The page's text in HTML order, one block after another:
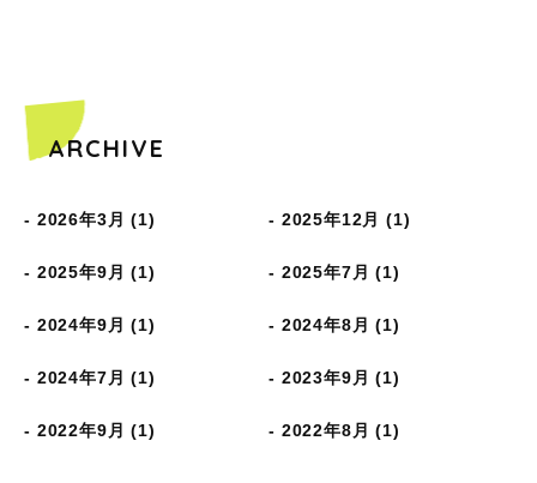
ARCHIVE
2026年3月 (1) 2025年12月 (1)
2025年9月 (1) 2025年7月 (1)
2024年9月 (1) 2024年8月 (1)
2024年7月 (1) 2023年9月 (1)
2022年9月 (1) 2022年8月 (1)